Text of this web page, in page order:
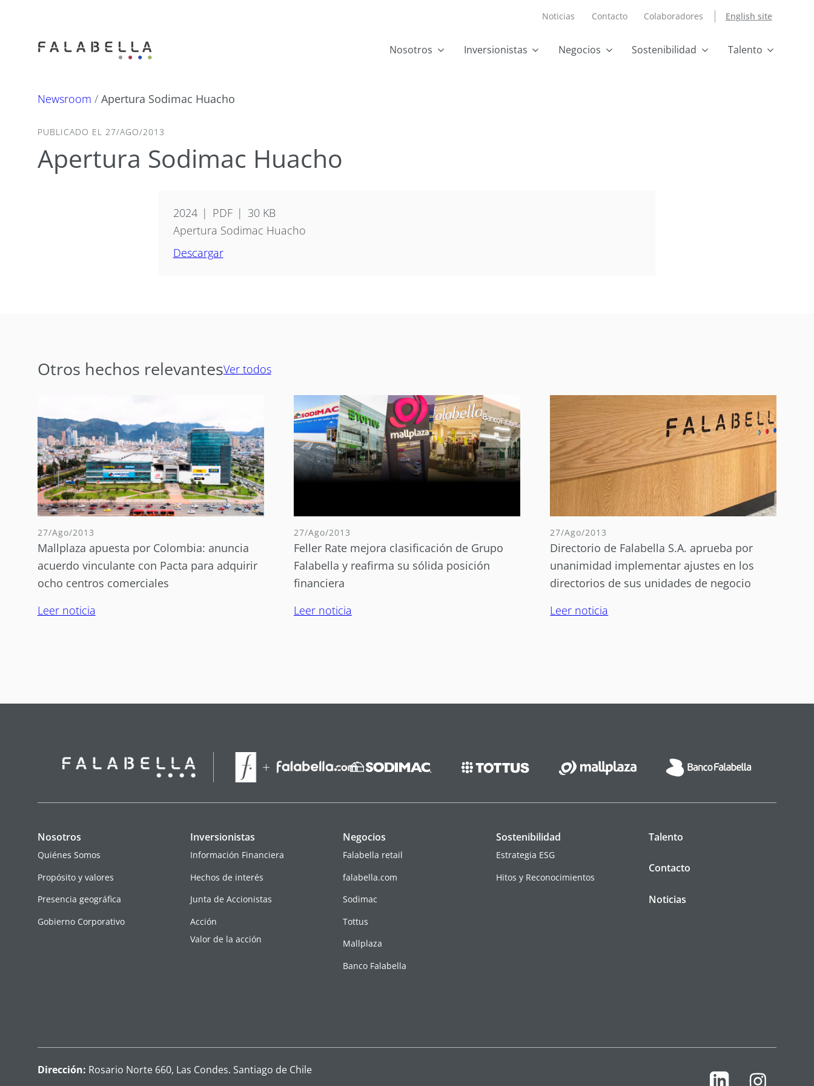
Noticias Contacto Colaboradores English site
Nosotros Inversionistas Negocios Sostenibilidad Talento
Newsroom / Apertura Sodimac Huacho
PUBLICADO EL 27/AGO/2013
Apertura Sodimac Huacho
2024 PDF
30 KB
Apertura Sodimac Huacho
Descargar
Otros hechos relevantesVer todos
27/Ago/2013
Mallplaza apuesta por Colombia: anuncia
acuerdo vinculante con Pacta para adquirir
ocho centros comerciales
Leer noticia
27/Ago/2013
Feller Rate mejora clasificación de Grupo
Falabella y reafirma su sólida posición
financiera
Leer noticia
27/Ago/2013
Directorio de Falabella S.A. aprueba por
unanimidad implementar ajustes en los
directorios de sus unidades de negocio
Leer noticia
Nosotros
Quiénes Somos
Propósito y valores
Presencia geográfica
Gobierno Corporativo
Inversionistas
Información Financiera
Hechos de interés
Junta de Accionistas
Acción
Valor de la acción
Negocios
Falabella retail
falabella.com
Sodimac
Tottus
Mallplaza
Banco Falabella
Sostenibilidad
Estrategia ESG
Hitos y Reconocimientos
Talento
Contacto
Noticias
Dirección: Rosario Norte 660, Las Condes. Santiago de Chile